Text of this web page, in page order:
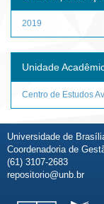
2019
Unidade
Centro de Estudos
Universidade de
Coordenadoria de
(61) 3107-2683
repositorio@unb.br